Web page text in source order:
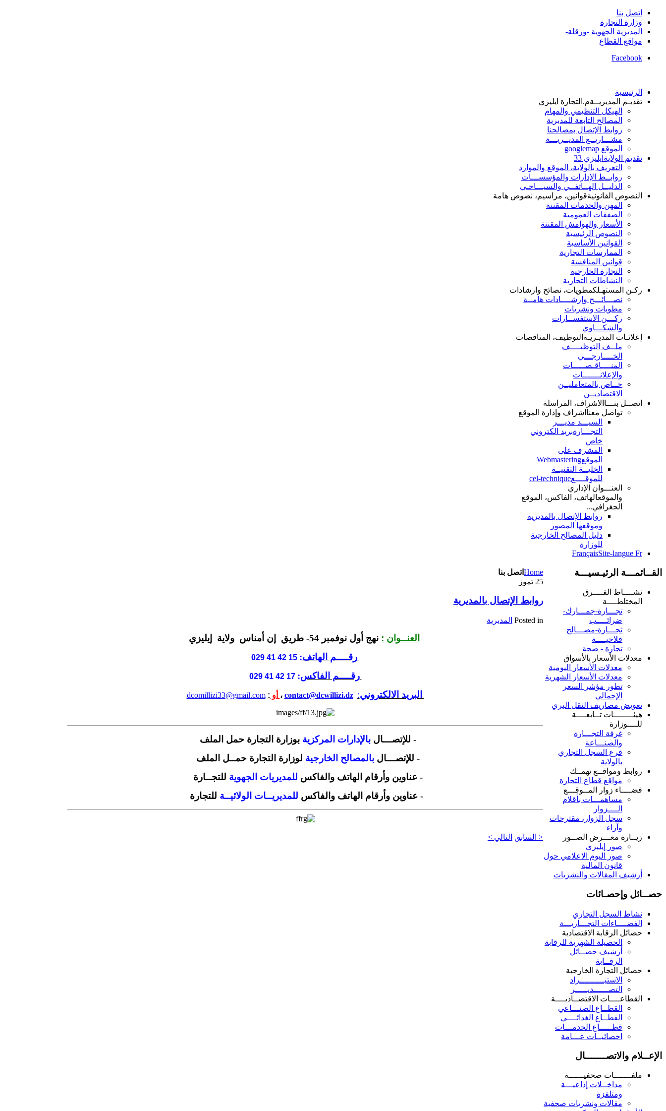
اتصل بنا
وزارة التجارة
المديرية الجهوية -ورقلة-
مواقع القطاع
Facebook
الرئيسية
تقديـم المديريــةم.التجارة ايليزي
الهيكل التنظيمي والمهام
المصالح التابعة للمديرية
روابط الإتصال بمصالحنا
مشـــاريــع المديــريـــة
الموقع googlemap
تقديم الولاية ايليزي 33
التعريف بالولاية، الموقع والموارد
روابــط الإدارات والمؤسســـات
الدليــل الهــاتفــي والسيـــاحـي
النصوص القانونيةقوانين، مراسيم، نصوص هامة
المهن والخدمات المقننة
الصفقات العمومية
الأسعار والهوامش المقننة
النصوص الرئيسية
القوانين الأساسية
الممارسات التجارية
قوانين المنافسة
التجارة الخارجية
النشاطات التجارية
ركـن المستهـلكمطويات، نصائح وارشادات
نصـــائـــح وإرشــــادات هامــة
مطويات ونشريات
ركـــن الاستفســارات
والشكـــاوي
إعلانـات المديـريـة التوظيف، المناقصات
ملــف التوظيــــف
الخــــارجـــي
المنــــاقـصـــــات
والإعلانـــــــات
خــاص بالمتعامليــن
الاقتصاديــن
اتصــل بنـــا الاشراف، المراسلة
تواصل معنا اشراف وإدارة الموقع
السيـــد مديـــر
التجـــارةبريد الكتروني
خاص
المشرف على
الموقعWebmastering
الخليــة التقنيــة
للموقــــعcel-technique
العنـــوان الإداري
والموقعالهاتف، الفاكس، الموقع
الجغرافي...
روابط الإتصال بالمديرية
وموقعها المصور
دليل المصالح الخارجية
للوزارة
FrançaisSite-langue Fr
Homeاتصل بنا
25 تموز
روابط الإتصال بالمديرية
Posted in المديرية
العنــوان :
رقــــم الهاتف:
رقــــم الفاكس:
17 42 41 029
البريد الالكتروني:
contact@dcwillizi.dz ، أو :
dcomillizi33@gmail.com
- للإتصـــالبالإدارات المركزية بوزارة التجارة حمل الملف
- للإتصـــالبالمصالح الخارجية لوزارة التجارة حمــل الملف
- عناوين وأرقام الهاتف والفاكس للمديريات الجهوية للتجــارة
- عناوين وأرقام الهاتف والفاكس للمديريــات الولائيــة للتجارة
< السابق التالي >
القــائمـــة الرئيـسيـــة
نشــــاط الفــــرق
المختلطــــة
تجـــارة-جمـــارك-
ضرائــــب
تجـــارة-مصـــالح
فلاحيــــة
تجارة - صحة
معدلات الأسعار بالأسواق
معدلات الأسعار اليومية
معدلات الأسعار الشهرية
تطور مؤشر السعر
الإجمالي
تعويض مصاريف النقل البري
هيئــــــــات تــابعــــة
للــــوزارة
غرفة التجـــارة
والصنـــاعة
فرع السجل التجاري
بالولاية
روابط ومواقــع تهمــك
مواقع قطاع التجارة
فضــــاء زوار المــوقـــع
مساهمـــات بأقلام
الــــزوار
سجل الزوار، مقترحات
وآراء
زيــارة معـــرض الصــور
صور إيليزي
صور اليوم الاعلامي حول
قانون المالية
أرشيف المقالات والنشريات
حصــائل وإحصـائات
نشاط السجل التجاري
الفضــــاءات التجـــاريـــة
حصائل الرقابة الاقتصادية
الحصيلة الشهرية للرقابة
أرشيف حصــائل
الرقــابة
حصائل التجارة الخارجية
الاستيــــــــــراد
التصــــــديـــــر
القطاعــــات الاقتصــاديــــة
القطــاع الصنـــاعي
القطــاع الغذائــــي
قطـــــاع الخدمـــات
احصائيــات عـــامة
الإعــلام والاتصـــــــال
ملفـــــــات صحفيــــــة
مداخــلات إذاعيـــة
ومتلفزة
مقالات ونشريات صحفية